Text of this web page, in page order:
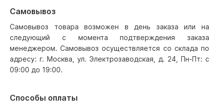
Самовывоз
Самовывоз товара возможен в день заказа или на
следующий с момента подтверждения заказа
менеджером. Самовывоз осуществляется со склада по
адресу: г. Москва, ул. Электрозаводская, д. 24, Пн-Пт: с
09:00 до 19:00.
Способы оплаты